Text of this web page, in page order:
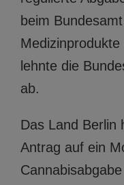
beim
lehnte die
ab.
Das Land Berlin
Antrag auf ein